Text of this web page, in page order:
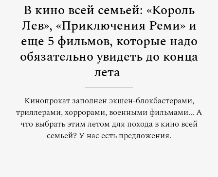
В кино всей семьей: «Король
Лев», «Приключения Реми» и
еще 5 фильмов, которые надо
обязательно увидеть до конца
лета
Кинопрокат заполнен экшен-блокбастерами,
триллерами, хоррорами, военными фильмами... А
что выбрать этим летом для похода в кино всей
семьей? У нас есть предложения.